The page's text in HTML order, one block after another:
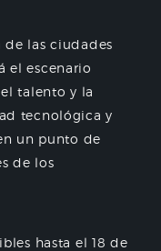
de las ciudades
el escenario
talento y la
tecnológica y
un punto de
de los
hasta el 18 de